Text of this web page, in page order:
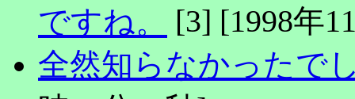
ですね。
[3] [1998年
全然知らなかったで